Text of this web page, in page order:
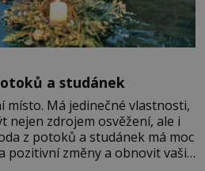
a studánek
místo. Má jedinečné vlastnosti,
nejen zdrojem osvěžení, ale i
z potoků a studánek má moc
pozitivní změny a obnovit vaši